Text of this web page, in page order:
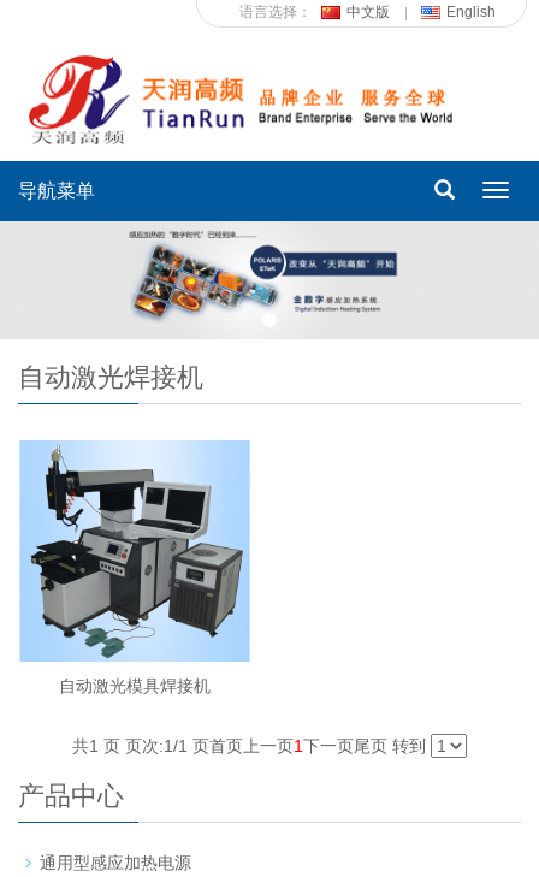
语言选择： 中文版 English
导航菜单
自动激光焊接机
自动激光模具焊接机
共1 页 页次:1/1 页首页 上一页1下一页尾页 转到
产品中心
通用型感应加热电源